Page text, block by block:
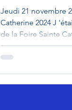
Jeudi 21 novembre
Catherine 2024 J
de la Foire Sainte